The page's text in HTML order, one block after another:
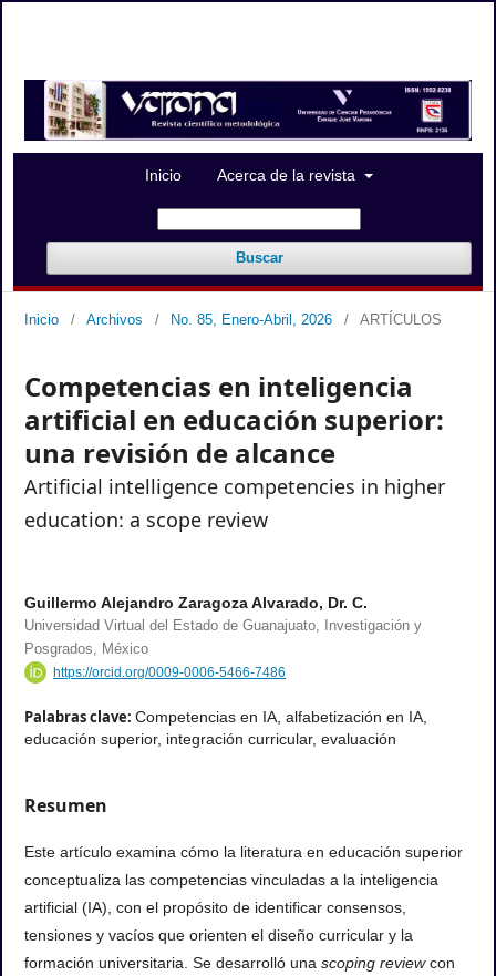
Inicio Acerca de la revista
Buscar
Inicio / Archivos / No. 85, Enero-Abril, 2026 / ARTÍCULOS
Competencias en inteligencia
artificial en educación superior:
una revisión de alcance
Artificial intelligence competencies in higher
education: a scope review
Guillermo Alejandro Zaragoza Alvarado, Dr. C.
Universidad Virtual del Estado de Guanajuato, Investigación y
Posgrados, México
https://orcid.org/0009-0006-5466-7486
Palabras clave: Competencias en IA, alfabetización en IA,
educación superior, integración curricular, evaluación
Resumen
Este artículo examina cómo la literatura en educación superior
conceptualiza las competencias vinculadas a la inteligencia
artificial (IA), con el propósito de identificar consensos,
tensiones y vacíos que orienten el diseño curricular y la
formación universitaria. Se desarrolló una scoping reviewcon